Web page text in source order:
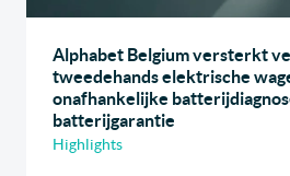
Alphabet Belgium versterkt
tweedehands elektrische
onafhankelijke
batterijgarantie
Highlights